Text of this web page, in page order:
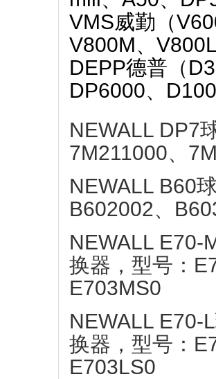
VMS威勤（
V800M、
DEPP德普（
DP6000、
NEWALL DP7
7M211000、
NEWALL B60
B602002、
NEWALL E70-
换器，型号：
E703MS0
NEWALL E70-
换器，型号：
E703LS0